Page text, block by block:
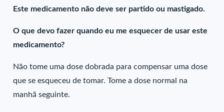
Este medicamento não deve ser partido ou mastigado.
O que devo fazer quando eu me esquecer de usar este
medicamento?
Não tome uma dose dobrada para compensar uma dose
que se esqueceu de tomar. Tome a dose normal na
manhã seguinte.